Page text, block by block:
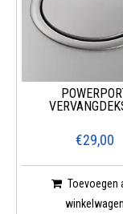
€29,00
Toevoegen
winkelwagen